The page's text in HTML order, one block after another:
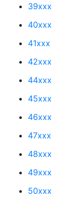
39xxx
40xxx
41xxx
42xxx
44xxx
45xxx
46xxx
47xxx
48xxx
49xxx
50xxx